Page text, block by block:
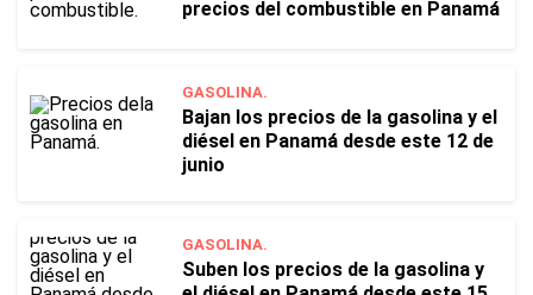
precios del combustible en Panamá
GASOLINA.
Bajan los precios de la gasolina y el
diésel en Panamá desde este 12 de
junio
GASOLINA.
Suben los precios de la gasolina y